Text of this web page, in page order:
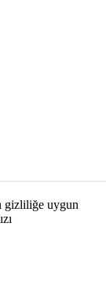
gizliliğe uygun